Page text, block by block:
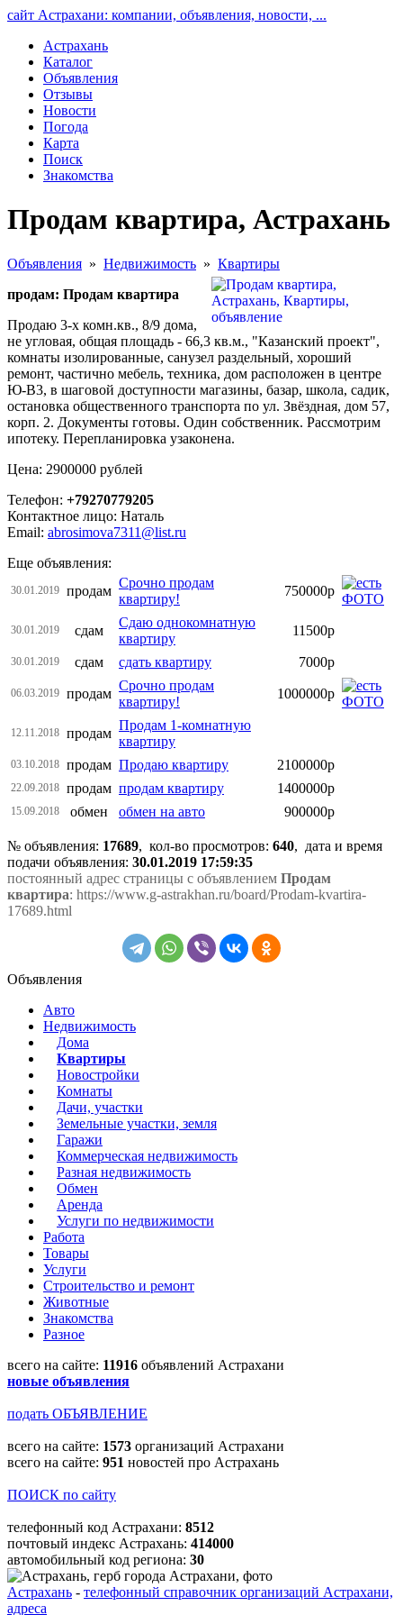
сайт Астрахани: компании, объявления, новости, ...
Астрахань
Каталог
Объявления
Отзывы
Новости
Погода
Карта
Поиск
Знакомства
Продам квартира, Астрахань
Объявления » Недвижимость » Квартиры
продам: Продам квартира
Продаю 3-х комн.кв., 8/9 дома,
не угловая, общая площадь - 66,3 кв.м., "Казанский проект",
комнаты изолированные, санузел раздельный, хороший
ремонт, частично мебель, техника, дом расположен в центре
Ю-В3, в шаговой доступности магазины, базар, школа, садик,
остановка общественного транспорта по ул. Звёздная, дом 57,
корп. 2. Документы готовы. Один собственник. Рассмотрим
ипотеку. Перепланировка узаконена.
Цена: 2900000 рублей
Телефон: +79270779205
Контактное лицо: Наталь
Email: abrosimova7311@list.ru
Еще объявления:
30.01.2019 продам
Срочно продам
квартиру!
750000р
30.01.2019 сдам
Сдаю однокомнатную
квартиру
11500р
30.01.2019 сдам сдать квартиру 7000р
06.03.2019 продам
Срочно продам
квартиру!
1000000р
12.11.2018 продам
Продам 1-комнатную
квартиру
03.10.2018 продам Продаю квартиру 2100000р
22.09.2018 продам продам квартиру 1400000р
15.09.2018 обмен обмен на авто 900000р
№ объявления: 17689, кол-во просмотров: 640, дата и время
подачи объявления: 30.01.2019 17:59:35
постоянный адрес страницы с объявлением Продам
квартира: https://www.g-astrakhan.ru/board/Prodam-kvartira-
17689.html
Объявления
Авто
Недвижимость
Дома
Квартиры
Новостройки
Комнаты
Дачи, участки
Земельные участки, земля
Гаражи
Коммерческая недвижимость
Разная недвижимость
Обмен
Аренда
Услуги по недвижимости
Работа
Товары
Услуги
Строительство и ремонт
Животные
Знакомства
Разное
всего на сайте: 11916 объявлений Астрахани
новые объявления
подать ОБЪЯВЛЕНИЕ
всего на сайте: 1573 организаций Астрахани
всего на сайте: 951 новостей про Астрахань
ПОИСК по сайту
телефонный код Астрахани: 8512
почтовый индекс Астрахань: 414000
автомобильный код региона: 30
Астрахань - телефонный справочник организаций Астрахани,
адреса